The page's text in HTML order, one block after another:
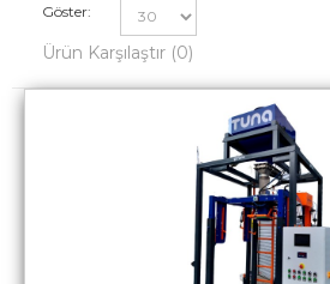
Göster:
Ürün Karşılaştır (0)